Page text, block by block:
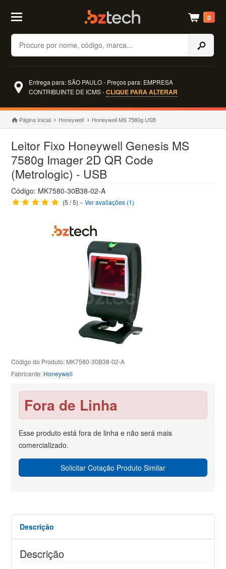
Buscar
0
Entrega para: SÃO PAULO - Preços para: EMPRESA
CONTRIBUINTE DE ICMS -CLIQUE PARA ALTERAR
Página Inicial Honeywell Honeywell MS 7580g USB
Leitor Fixo Honeywell Genesis MS
7580g Imager 2D QR Code
(Metrologic) - USB
Código: MK7580-30B38-02-A
(5 / 5) -Ver avaliações (1)
Código do Produto: MK7580-30B38-02-A
Fabricante: Honeywell
Fora de Linha
Esse produto está fora de linha e não será mais
comercializado.
Solicitar Cotação Produto Similar
Descrição
Descrição